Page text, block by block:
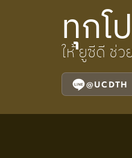
ทุกโ
ให้ ยูซีดี ช่ว
@UCDTH